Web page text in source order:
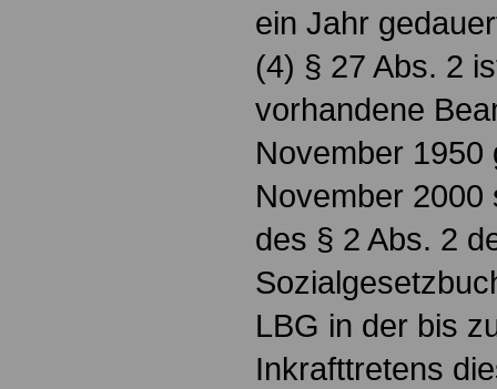
ein Jahr
(4) § 27 Abs. 2
vorhandene
November 1950
November 2000
des § 2 Abs. 2
LBG in der bis
Inkrafttretens